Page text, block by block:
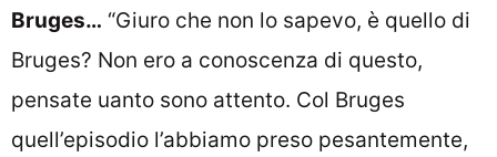
Bruges… “Giuro che non lo sapevo, è quello di
Bruges? Non ero a conoscenza di questo,
pensate uanto sono attento. Col Bruges
quell’episodio l’abbiamo preso pesantemente,